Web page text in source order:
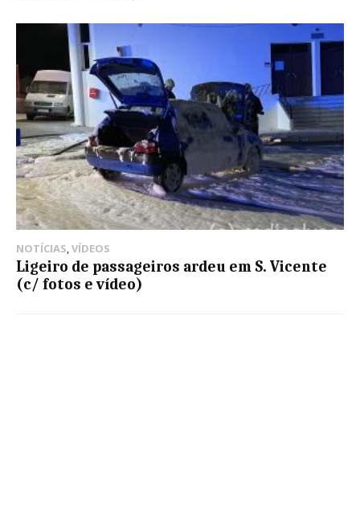
NOTÍCIAS,VÍDEOS
Ligeiro de passageiros ardeu em S. Vicente
(c/ fotos e vídeo)